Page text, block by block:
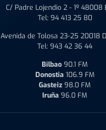
C/ Padre Lojendio 2 - 1º 48008
Tel: 94 413 25 80
Avenida de Tolosa 23-25 20018
Tel: 943 42 36 44
Bilbao 90.1 FM
Donostia 106.9 FM
Gasteiz 98.0 FM
Iruña 96.0 FM